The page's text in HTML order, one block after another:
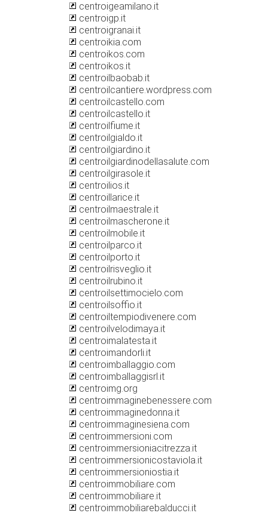
centroigeamilano.it
centroigp.it
centroigranai.it
centroikia.com
centroikos.com
centroikos.it
centroilbaobab.it
centroilcantiere.wordpress.com
centroilcastello.com
centroilcastello.it
centroilfiume.it
centroilgialdo.it
centroilgiardino.it
centroilgiardinodellasalute.com
centroilgirasole.it
centroilios.it
centroillarice.it
centroilmaestrale.it
centroilmascherone.it
centroilmobile.it
centroilparco.it
centroilporto.it
centroilrisveglio.it
centroilrubino.it
centroilsettimocielo.com
centroilsoffio.it
centroiltempiodivenere.com
centroilvelodimaya.it
centroimalatesta.it
centroimandorli.it
centroimballaggio.com
centroimballaggisrl.it
centroimg.org
centroimmaginebenessere.com
centroimmaginedonna.it
centroimmaginesiena.com
centroimmersioni.com
centroimmersioniacitrezza.it
centroimmersionicostaviola.it
centroimmersioniostia.it
centroimmobiliare.com
centroimmobiliare.it
centroimmobiliarebalducci.it